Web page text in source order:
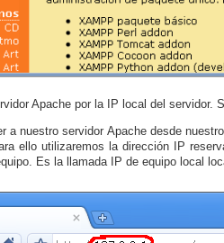
Apache por la IP local del servidor.
a nuestro servidor Apache desde
ello utilizaremos la dirección IP
Es la llamada IP de equipo local